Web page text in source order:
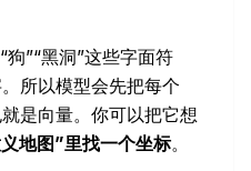
”“黑洞”这些字面符
所以模型会先把每个
是向量。你可以把它想
地图”里找一个坐标。